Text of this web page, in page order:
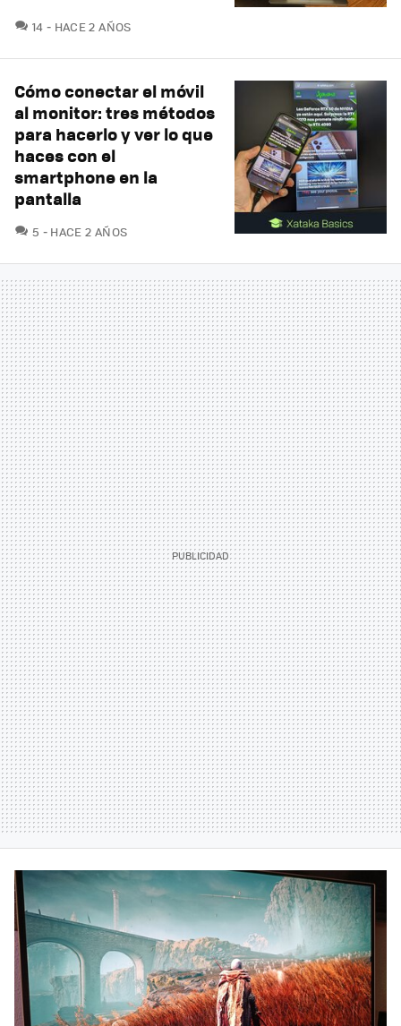
14 COMENTARIOS
HACE 2 AÑOS
Cómo conectar el móvil
al monitor: tres métodos
para hacerlo y ver lo que
haces con el
smartphone en la
pantalla
5 COMENTARIOS
HACE 2 AÑOS